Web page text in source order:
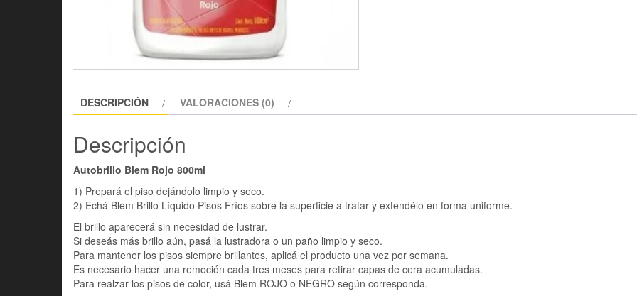
DESCRIPCIÓN VALORACIONES (0)
Descripción
Autobrillo Blem Rojo 800ml
1) Prepará el piso dejándolo limpio y seco.
2) Echá Blem Brillo Líquido Pisos Fríos sobre la superficie a tratar y extendélo en forma uniforme.
El brillo aparecerá sin necesidad de lustrar.
Si deseás más brillo aún, pasá la lustradora o un paño limpio y seco.
Para mantener los pisos siempre brillantes, aplicá el producto una vez por semana.
Es necesario hacer una remoción cada tres meses para retirar capas de cera acumuladas.
Para realzar los pisos de color, usá Blem ROJO o NEGRO según corresponda.